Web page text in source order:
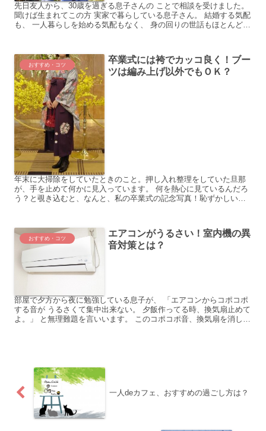
先日友人から、30歳を過ぎる息子さんの ことで相談を受けました。
聞けば生まれてこの方 実家で暮らしている息子さん。 結婚する気配
も、 一人暮らしを始める気配もなく、 身の回りの世話もほとんど親
おすすめ・コツ
卒業式には袴でカッコ良く！ブー
ツは編み上げ以外でもＯＫ？
年末に大掃除をしていたときのこと。押し入れ整理をしていた旦那
が、手を止めて何かに見入っています。 何を熱心に見ているんだろ
う？と覗き込むと、なんと、私の卒業式の記念写真！恥ずかしい
おすすめ・コツ
エアコンがうるさい！室内機の異
音対策とは？
部屋で夕方から夜に勉強している息子が、 「エアコンからコポコポ
する音が うるさくて集中出来ない。 夕飯作ってる時、換気扇止めて
よ。」 と無理難題を言いいます。 このコポコポ音、換気扇を消した
一人deカフェ、おすすめの過ごし方は？